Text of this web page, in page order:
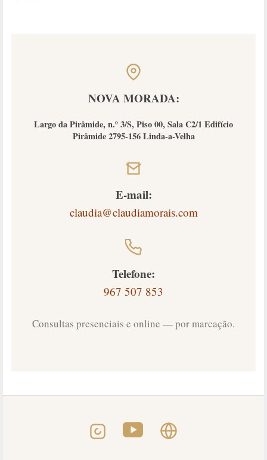
NOVA MORADA:
Largo da Pirâmide, n.º 3/S, Piso 00, Sala C2/1 Edifício
Pirâmide 2795-156 Linda-a-Velha
E-mail:
claudia@claudiamorais.com
Telefone:
967 507 853
Consultas presenciais e online — por marcação.